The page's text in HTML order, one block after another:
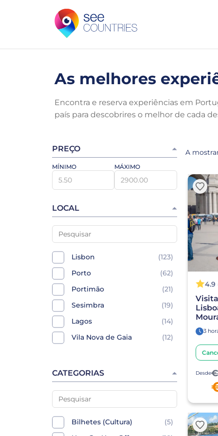
As melhores
Encontra e reserva experiências em
país para descobrires o melhor de cada
PREÇO
MÍNIMO MÁXIMO
LOCAL
Lisbon
(123)
Porto
(62)
Portimão
(21)
Sesimbra
(19)
Lagos
(14)
Vila Nova de Gaia
(12)
Sintra
Évora
Montemor-o-Novo
(9)
Castelo Branco
(8)
CATEGORIAS
Bilhetes (Cultura)
(5)
A
4.9
3
Desde